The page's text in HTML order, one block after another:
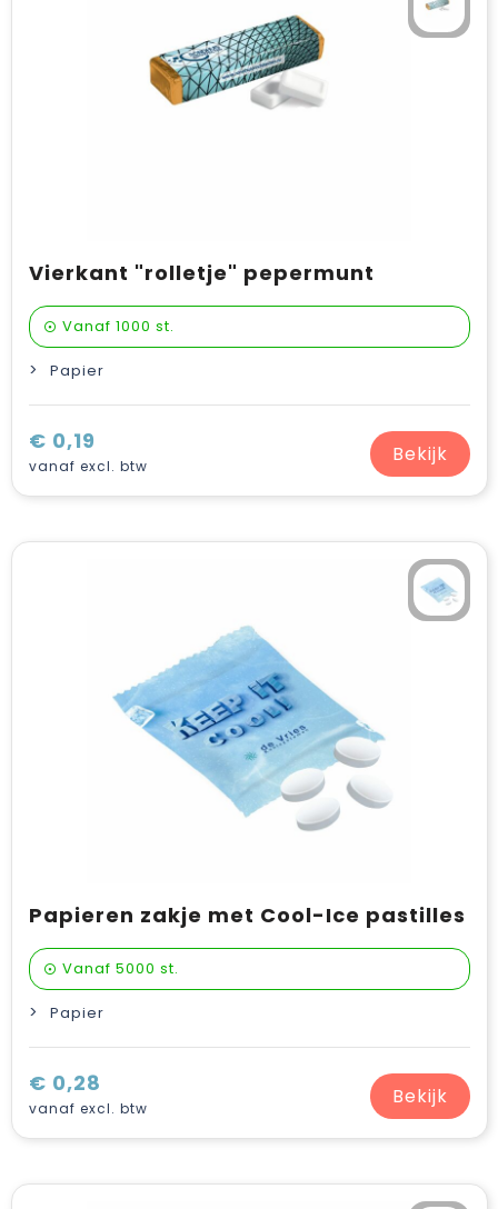
Vierkant "rolletje" pepermunt
Vanaf 1000 st.
Papier
€ 0,19
vanaf excl. btw Bekijk
Papieren zakje met Cool-Ice pastilles
Vanaf 5000 st.
Papier
€ 0,28
vanaf excl. btw Bekijk